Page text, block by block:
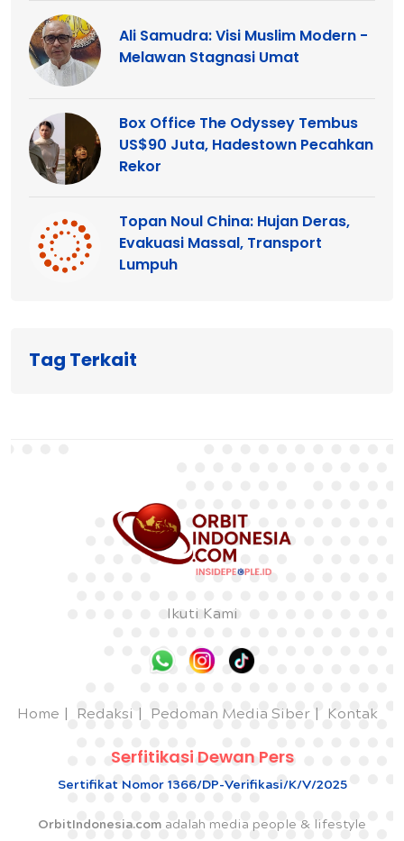
Ali Samudra: Visi Muslim Modern -
Melawan Stagnasi Umat
Box Office The Odyssey Tembus
US$90 Juta, Hadestown Pecahkan
Rekor
Topan Noul China: Hujan Deras,
Evakuasi Massal, Transport
Lumpuh
Tag Terkait
Ikuti Kami
Home Redaksi Pedoman Media Siber Kontak
Serfitikasi Dewan Pers
Sertifikat Nomor 1366/DP-Verifikasi/K/V/2025
OrbitIndonesia.com adalah media people & lifestyle